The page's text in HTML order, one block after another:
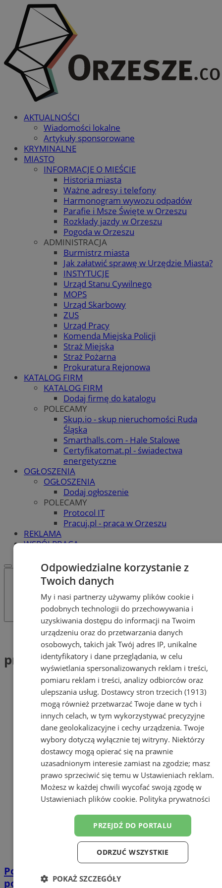
AKTUALNOŚCI
Wiadomości lokalne
Artykuły sponsorowane
KRYMINALNE
MIASTO
INFORMACJE O MIEŚCIE
Historia miasta
Ważne adresy i telefony
Harmonogram wywozu odpadów
Parafie i Msze Święte w Orzeszu
Rozkłady jazdy w Orzeszu
Pogoda w Orzeszu
ADMINISTRACJA
Burmistrz miasta
Jak załatwić sprawę w Urzędzie Miasta?
INSTYTUCJE
Urząd Stanu Cywilnego
MOPS
Urząd Skarbowy
ZUS
Urząd Pracy
Komenda Miejska Policji
Straż Miejska
Straż Pożarna
Prokuratura Rejonowa
KATALOG FIRM
KATALOG FIRM
Dodaj firmę do katalogu
POLECAMY
Skup.io - skup nieruchomości Ruda
Śląska
Smarthalls.com - Hale Stalowe
Certyfikatomat.pl - świadectwa
energetyczne
OGŁOSZENIA
OGŁOSZENIA
Dodaj ogłoszenie
POLECAMY
Protocol IT
Pracuj.pl - praca w Orzeszu
REKLAMA
WSPÓŁPRACA
Tag: przestępczość gospodarcza
przestępczość gospodarcza (1)
Policja z Mikołowa udaremnia przemyt
podróbek perfum. Wartość 8 milionów
Odpowiedzialne korzystanie z
Twoich danych
My i nasi partnerzy używamy plików cookie i
podobnych technologii do przechowywania i
uzyskiwania dostępu do informacji na Twoim
urządzeniu oraz do przetwarzania danych
osobowych, takich jak Twój adres IP, unikalne
identyfikatory i dane przeglądania, w celu
wyświetlania spersonalizowanych reklam i treści,
pomiaru reklam i treści, analizy odbiorców oraz
ulepszania usług. Dostawcy stron trzecich (1913)
mogą również przetwarzać Twoje dane w tych i
innych celach, w tym wykorzystywać precyzyjne
dane geolokalizacyjne i cechy urządzenia. Twoje
wybory dotyczą wyłącznie tej witryny. Niektórzy
dostawcy mogą opierać się na prawnie
uzasadnionym interesie zamiast na zgodzie; masz
prawo sprzeciwić się temu w Ustawieniach reklam.
Możesz w każdej chwili wycofać swoją zgodę w
Ustawieniach plików cookie. Polityka prywatności
PRZEJDŹ DO PORTALU
ODRZUĆ WSZYSTKIE
POKAŻ SZCZEGÓŁY